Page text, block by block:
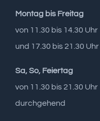
Montag bis Freitag
von 11.30 bis 14.30 Uhr
und 17.30 bis 21.30 Uhr
Sa, So, Feiertag
von 11.30 bis 21.30 Uhr
durchgehend